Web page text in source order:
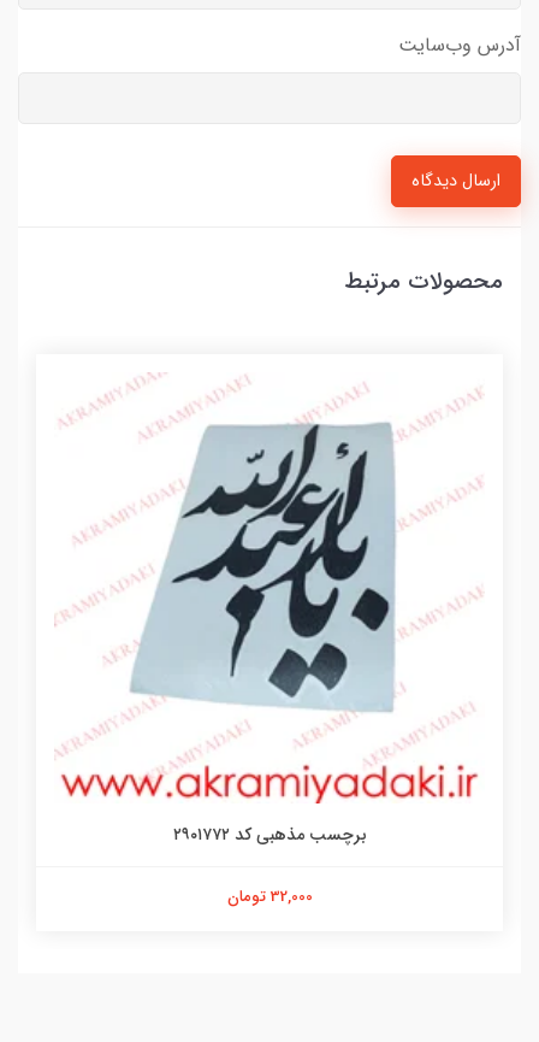
آدرس وب‌سایت
ارسال دیدگاه
محصولات مرتبط
برچسب مذهبی کد ۲۹۰۱۷۷۲
32,000 تومان